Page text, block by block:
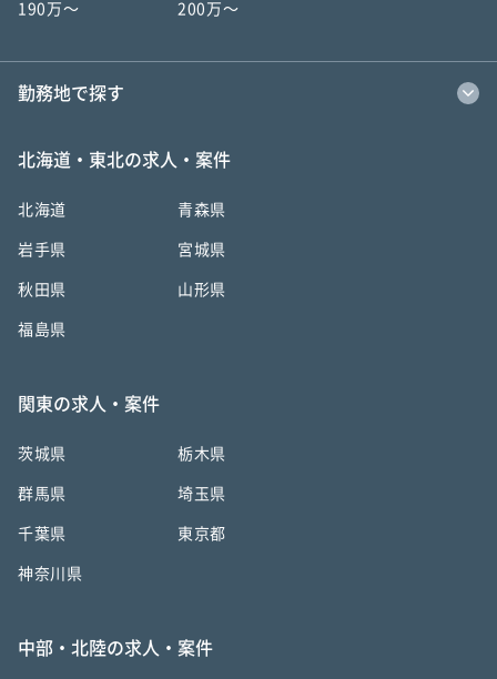
190万〜 200万〜
勤務地で探す
北海道・東北の求人・案件
北海道 青森県
岩手県 宮城県
秋田県 山形県
福島県
関東の求人・案件
茨城県 栃木県
群馬県 埼玉県
千葉県 東京都
神奈川県
中部・北陸の求人・案件